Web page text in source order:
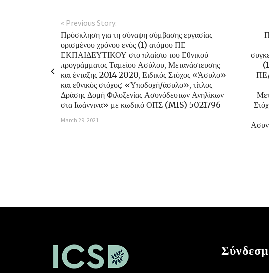
« Previous Story:
Πρόσκληση για τη σύναψη σύμβασης εργασίας
ορισμένου χρόνου ενός (1) ατόμου ΠΕ
ΕΚΠΑΙΔΕΥΤΙΚΟΥ στο πλαίσιο του Εθνικού
προγράμματος Ταμείου Ασύλου, Μετανάστευσης
και ένταξης 2014-2020, Ειδικός Στόχος «Άσυλο»
και εθνικός στόχος: «Υποδοχή/άσυλο», τίτλος
Δράσης Δομή Φιλοξενίας Ασυνόδευτων Ανηλίκων
στα Ιωάννινα» με κωδικό ΟΠΣ (MIS) 5021796
March 29, 2021
ΠΕ/